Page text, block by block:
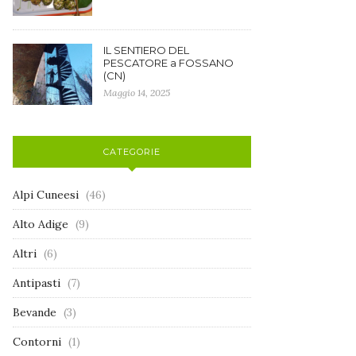
IL SENTIERO DEL
PESCATORE a FOSSANO
(CN)
Maggio 14, 2025
CATEGORIE
Alpi Cuneesi (46)
Alto Adige (9)
Altri (6)
Antipasti (7)
Bevande (3)
Contorni (1)